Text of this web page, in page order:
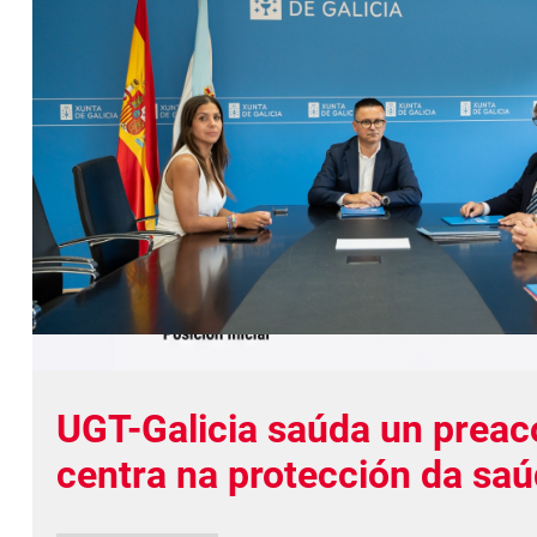
UGT-Galicia saúda un
centra na protección da